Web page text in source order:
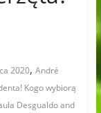
2020, André
Kogo wybiorą
Desgualdo and